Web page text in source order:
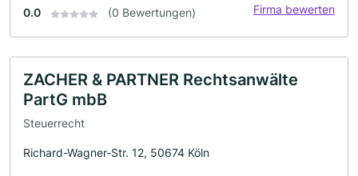
0.0 (0 Bewertungen) Firma bewerten
ZACHER & PARTNER Rechtsanwälte
PartG mbB
Steuerrecht
Richard-Wagner-Str. 12, 50674 Köln